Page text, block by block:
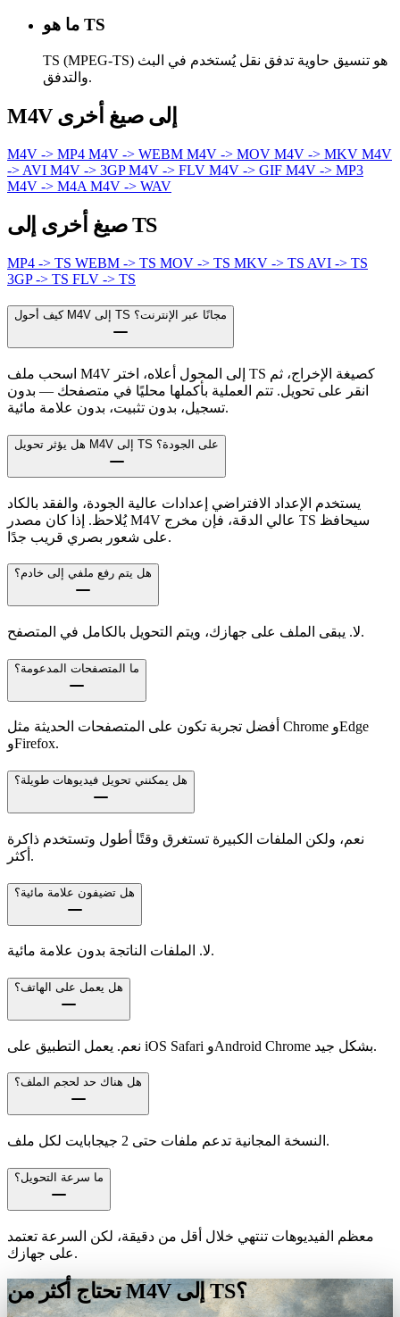
ما هو TS
TS (MPEG-TS) هو تنسيق حاوية تدفق نقل يُستخدم في البث
والتدفق.
M4V إلى صيغ أخرى
M4V -> MP4 M4V -> WEBM M4V -> MOV M4V -> MKV M4V
-> AVI M4V -> 3GPM4V -> FLV M4V -> GIF M4V -> MP3
M4V -> M4A M4V -> WAV
صيغ أخرى إلى TS
MP4 -> TS WEBM -> TS MOV -> TS MKV -> TS AVI -> TS
3GP -> TS FLV -> TS
كيف أحول M4V إلى TS مجانًا عبر الإنترنت؟
اسحب ملف M4V إلى المحول أعلاه، اختر TS كصيغة الإخراج، ثم
انقر على تحويل. تتم العملية بأكملها محليًا في متصفحك — بدون
تسجيل، بدون تثبيت، بدون علامة مائية.
هل يؤثر تحويل M4V إلى TS على الجودة؟
يستخدم الإعداد الافتراضي إعدادات عالية الجودة، والفقد بالكاد
يُلاحظ. إذا كان مصدر M4V عالي الدقة، فإن مخرج TS سيحافظ
على شعور بصري قريب جدًا.
هل يتم رفع ملفي إلى خادم؟
لا. يبقى الملف على جهازك، ويتم التحويل بالكامل في المتصفح.
ما المتصفحات المدعومة؟
أفضل تجربة تكون على المتصفحات الحديثة مثل Chrome وEdge
وFirefox.
هل يمكنني تحويل فيديوهات طويلة؟
نعم، ولكن الملفات الكبيرة تستغرق وقتًا أطول وتستخدم ذاكرة
أكثر.
هل تضيفون علامة مائية؟
لا. الملفات الناتجة بدون علامة مائية.
هل يعمل على الهاتف؟
نعم. يعمل التطبيق على iOS Safari وAndroid Chrome بشكل جيد.
هل هناك حد لحجم الملف؟
النسخة المجانية تدعم ملفات حتى 2 جيجابايت لكل ملف.
ما سرعة التحويل؟
معظم الفيديوهات تنتهي خلال أقل من دقيقة، لكن السرعة تعتمد
على جهازك.
تحتاج أكثر من M4V إلى TS؟